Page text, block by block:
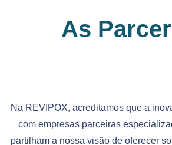
As
Na REVIPOX, acreditamos que a
com empresas parceiras
partilham a nossa visão de oferecer